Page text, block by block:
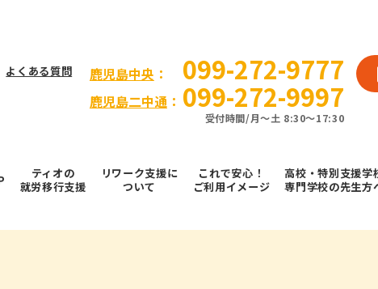
よくある質問 ⿅児島中央 ： 099-272-9777
鹿児島二中通： 099-272-9997
受付時間/⽉〜⼟ 8:30～17:30
ティオの
就労移⾏⽀援
リワーク支援に
ついて
これで安⼼！
ご利⽤イメージ
高校・特別支援学
専門学校の先生方